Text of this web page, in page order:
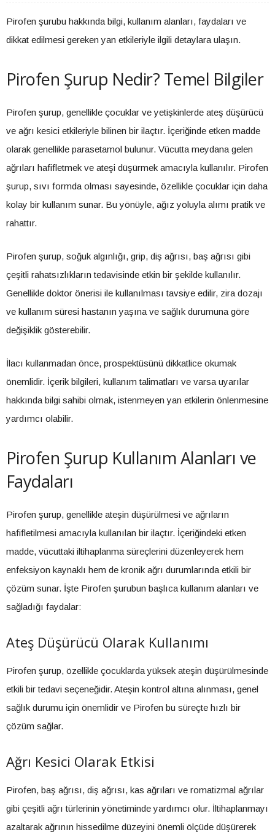
Pirofen şurubu hakkında bilgi, kullanım alanları, faydaları ve
dikkat edilmesi gereken yan etkileriyle ilgili detaylara ulaşın.
Pirofen Şurup Nedir? Temel Bilgiler
Pirofen şurup, genellikle çocuklar ve yetişkinlerde ateş düşürücü
ve ağrı kesici etkileriyle bilinen bir ilaçtır. İçeriğinde etken madde
olarak genellikle parasetamol bulunur. Vücutta meydana gelen
ağrıları hafifletmek ve ateşi düşürmek amacıyla kullanılır. Pirofen
şurup, sıvı formda olması sayesinde, özellikle çocuklar için daha
kolay bir kullanım sunar. Bu yönüyle, ağız yoluyla alımı pratik ve
rahattır.
Pirofen şurup, soğuk algınlığı, grip, diş ağrısı, baş ağrısı gibi
çeşitli rahatsızlıkların tedavisinde etkin bir şekilde kullanılır.
Genellikle doktor önerisi ile kullanılması tavsiye edilir, zira dozajı
ve kullanım süresi hastanın yaşına ve sağlık durumuna göre
değişiklik gösterebilir.
İlacı kullanmadan önce, prospektüsünü dikkatlice okumak
önemlidir. İçerik bilgileri, kullanım talimatları ve varsa uyarılar
hakkında bilgi sahibi olmak, istenmeyen yan etkilerin önlenmesine
yardımcı olabilir.
Pirofen Şurup Kullanım Alanları ve
Faydaları
Pirofen şurup, genellikle ateşin düşürülmesi ve ağrıların
hafifletilmesi amacıyla kullanılan bir ilaçtır. İçeriğindeki etken
madde, vücuttaki iltihaplanma süreçlerini düzenleyerek hem
enfeksiyon kaynaklı hem de kronik ağrı durumlarında etkili bir
çözüm sunar. İşte Pirofen şurubun başlıca kullanım alanları ve
sağladığı faydalar:
Ateş Düşürücü Olarak Kullanımı
Pirofen şurup, özellikle çocuklarda yüksek ateşin düşürülmesinde
etkili bir tedavi seçeneğidir. Ateşin kontrol altına alınması, genel
sağlık durumu için önemlidir ve Pirofen bu süreçte hızlı bir
çözüm sağlar.
Ağrı Kesici Olarak Etkisi
Pirofen, baş ağrısı, diş ağrısı, kas ağrıları ve romatizmal ağrılar
gibi çeşitli ağrı türlerinin yönetiminde yardımcı olur. İltihaplanmayı
azaltarak ağrının hissedilme düzeyini önemli ölçüde düşürerek